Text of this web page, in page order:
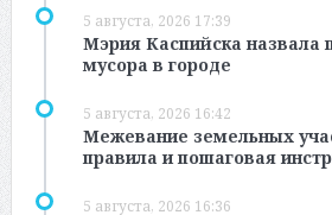
5 августа, 2026 17:39
Мэрия Каспийска назвала
мусора в городе
5 августа, 2026 16:42
Межевание земельных
правила и пошаговая
5 августа, 2026 16:36